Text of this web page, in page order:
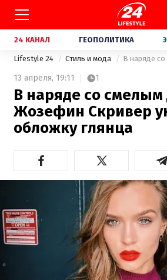
24 КАНАЛ ГЕОПОЛИТИКА
Lifestyle 24 Стиль и мода
13 апреля, 19:11 1
В наряде со смелым
Жозефин Скривер
обложку глянца